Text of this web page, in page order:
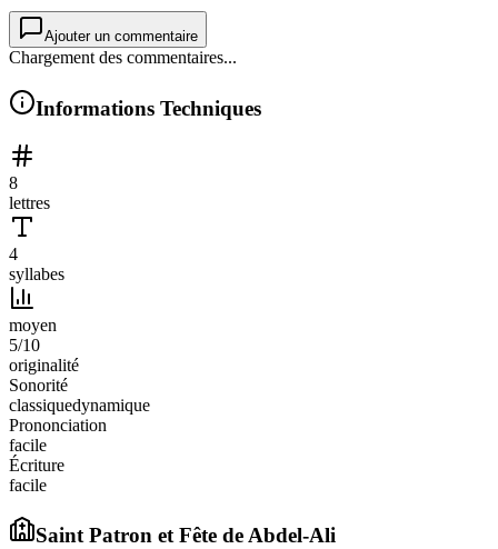
Ajouter un commentaire
Chargement des commentaires...
Informations Techniques
8
lettres
4
syllabes
moyen
5/10
originalité
Sonorité
classiquedynamique
Prononciation
facile
Écriture
facile
Saint Patron et Fête deAbdel-Ali